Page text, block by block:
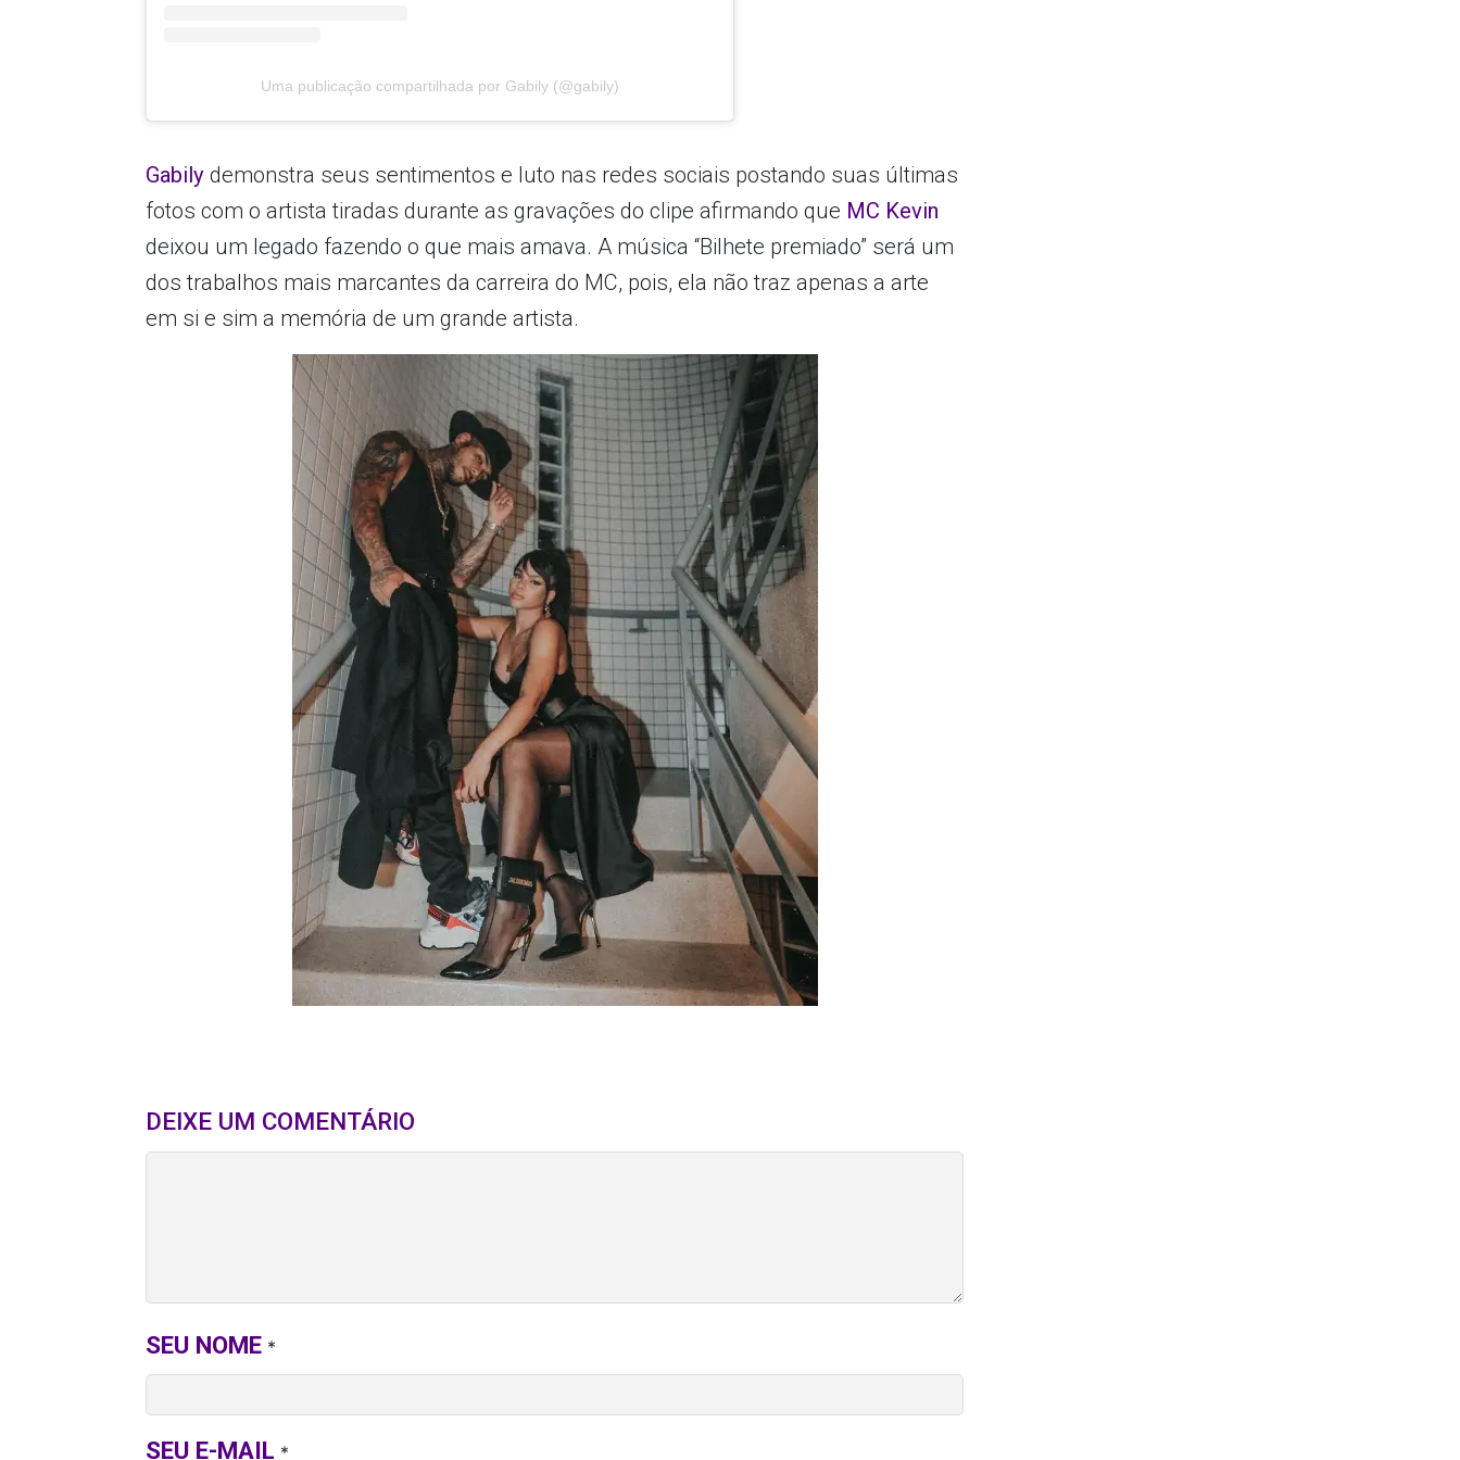
Uma publicação compartilhada por Gabily (@gabily)
Gabily demonstra seus sentimentos e luto nas redes sociais postando suas últimas
fotos com o artista tiradas durante as gravações do clipe afirmando que MC Kevin
deixou um legado fazendo o que mais amava. A música “Bilhete premiado” será um
dos trabalhos mais marcantes da carreira do MC, pois, ela não traz apenas a arte
em si e sim a memória de um grande artista.
DEIXE UM COMENTÁRIO
SEU NOME *
SEU E-MAIL *